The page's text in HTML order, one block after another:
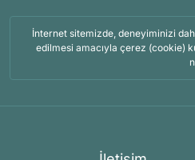
İnternet sitemizde, deneyiminizi
edilmesi amacıyla çerez (cookie)